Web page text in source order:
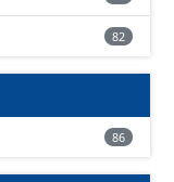
82
86